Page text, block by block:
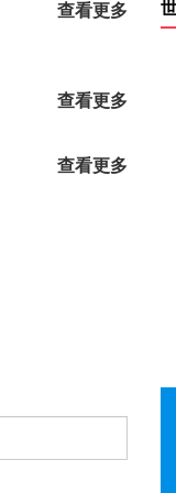
查看更多
查看更多
查看更多